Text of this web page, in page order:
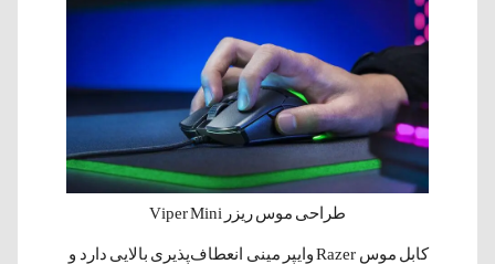
طراحی موس ریزر Viper Mini
کابل موس Razer وایپر مینی انعطاف‌پذیری بالایی دارد و